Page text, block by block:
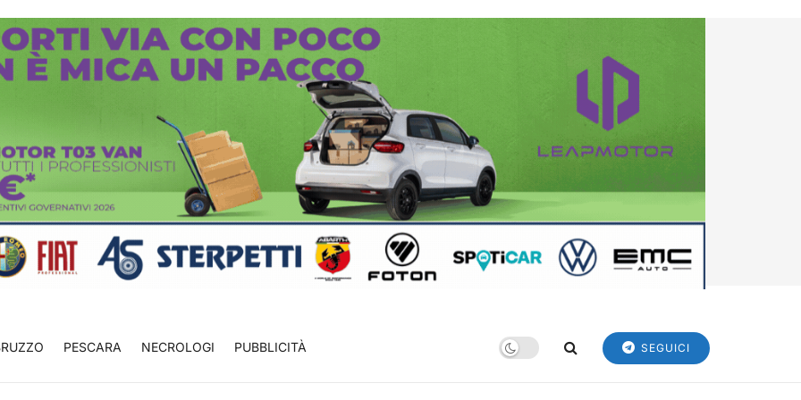
PESCARA NECROLOGI PUBBLICITÀ SEGUICI